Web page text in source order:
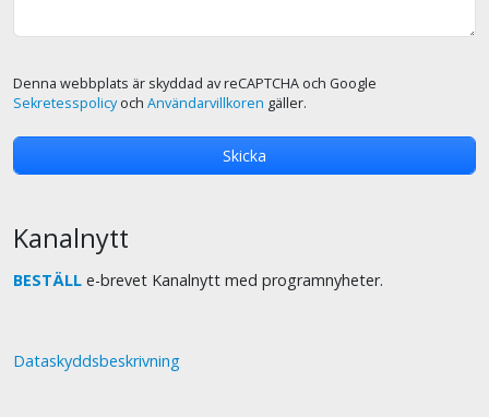
Denna webbplats är skyddad av reCAPTCHA och Google
Sekretesspolicyoch Användarvillkoren gäller.
Kanalnytt
BESTÄLL e-brevet Kanalnytt med programnyheter.
Dataskyddsbeskrivning